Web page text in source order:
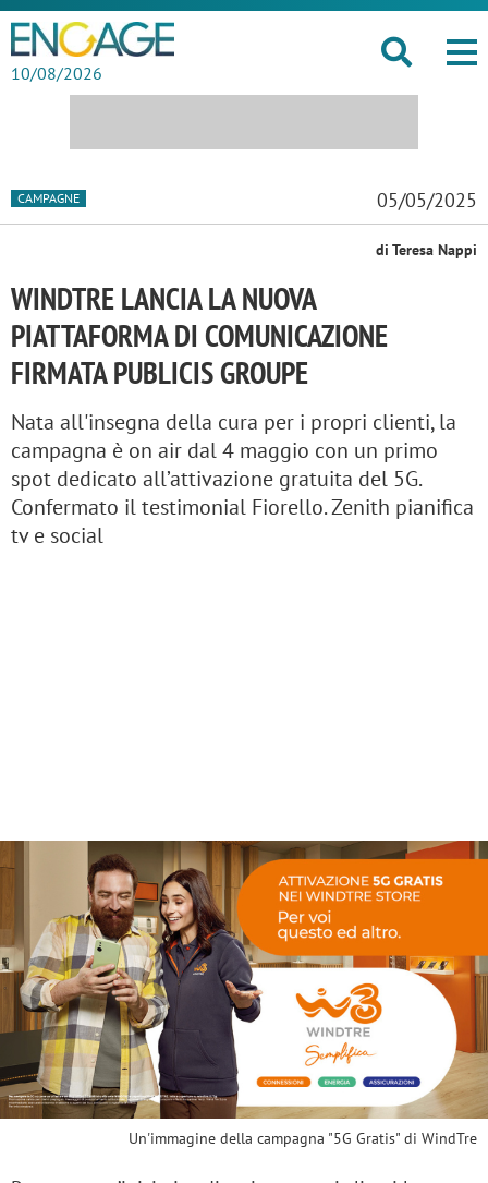
10/08/2026
CAMPAGNE 05/05/2025
di Teresa Nappi
WINDTRE LANCIA LA NUOVA
PIATTAFORMA DI COMUNICAZIONE
FIRMATA PUBLICIS GROUPE
Nata all'insegna della cura per i propri clienti, la
campagna è on air dal 4 maggio con un primo
spot dedicato all’attivazione gratuita del 5G.
Confermato il testimonial Fiorello. Zenith pianifica
tv e social
Un'immagine della campagna "5G Gratis" di WindTre